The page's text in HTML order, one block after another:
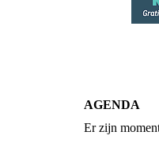
AGENDA
Er zijn